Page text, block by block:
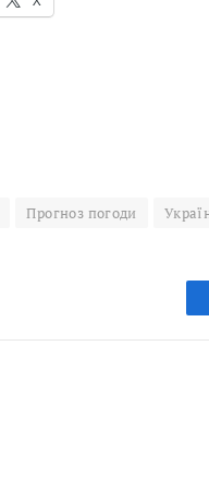
Прогноз погоди